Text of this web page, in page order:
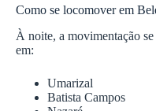
Como se locomover em
À noite, a movimentação
em:
Umarizal
Batista Campos